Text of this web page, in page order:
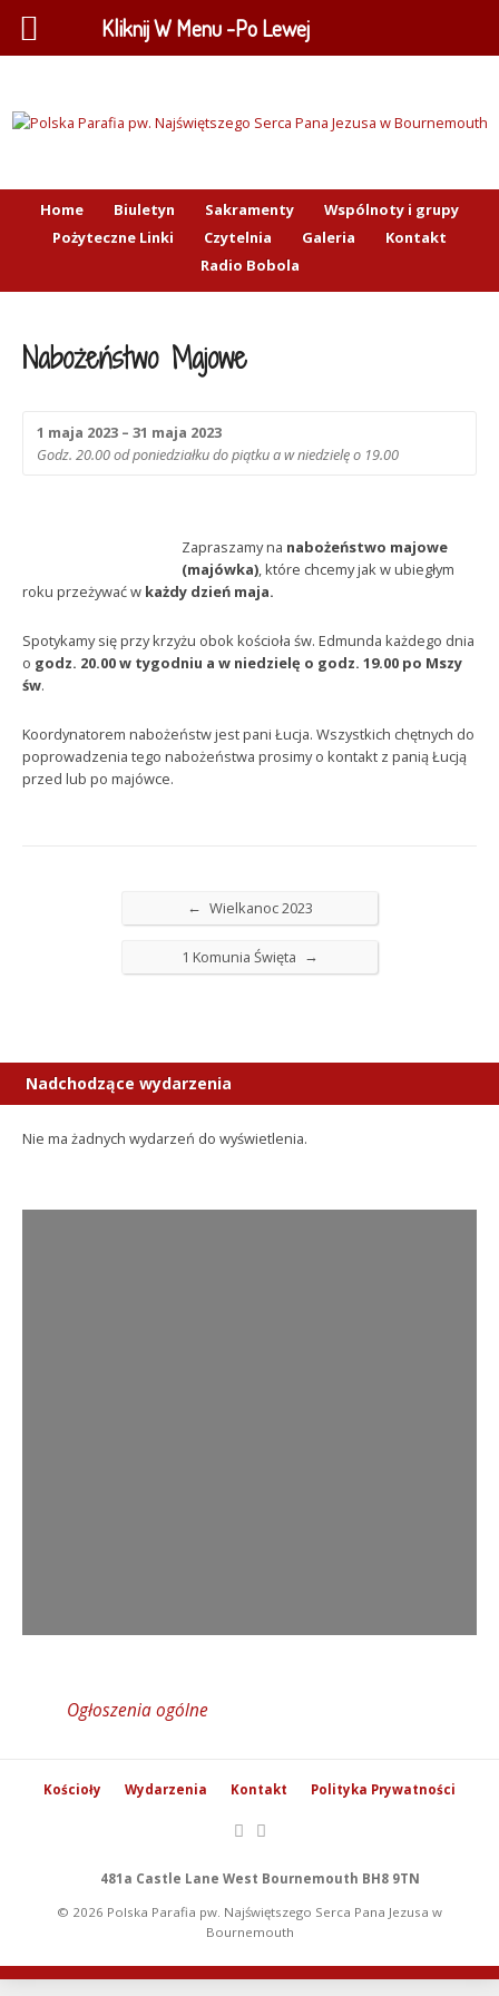
Home Biuletyn Sakramenty
Wspólnoty i grupy
Pożyteczne Linki
Czytelnia Galeria
Kontakt
Radio Bobola
Nabożeństwo Majowe
1 maja 2023 – 31 maja 2023
Godz. 20.00 od poniedziałku do piątku a w niedzielę o 19.00
Zapraszamy na nabożeństwo majowe
(majówka), które chcemy jak w ubiegłym
roku przeżywać w każdy dzień maja.
Spotykamy się przy krzyżu obok kościoła św. Edmunda każdego dnia
o godz. 20.00 w tygodniu a w niedzielę o godz. 19.00 po Mszy
św.
Koordynatorem nabożeństw jest pani Łucja. Wszystkich chętnych do
poprowadzenia tego nabożeństwa prosimy o kontakt z panią Łucją
przed lub po majówce.
← Wielkanoc 2023
1 Komunia Święta →
Nadchodzące wydarzenia
Nie ma żadnych wydarzeń do wyświetlenia.
Ogłoszenia ogólne
Kościoły Wydarzenia Kontakt Polityka Prywatności
481a Castle Lane West Bournemouth BH8 9TN
© 2026 Polska Parafia pw. Najświętszego Serca Pana Jezusa w
Bournemouth
Kliknij W Menu -Po Lewej